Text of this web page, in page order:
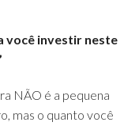
você investir neste
NÃO é a pequena
mas o quanto você